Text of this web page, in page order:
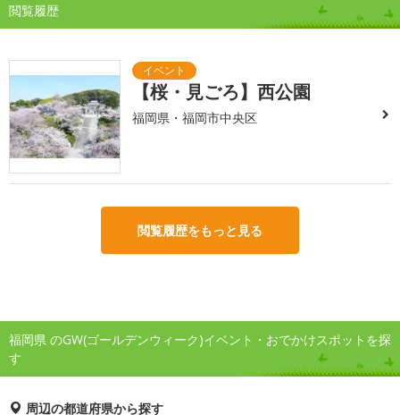
閲覧履歴
【桜・見ごろ】西公園
福岡県・福岡市中央区
閲覧履歴をもっと見る
福岡県 のGW(ゴールデンウィーク)イベント・おでかけスポットを探
す
周辺の都道府県から探す